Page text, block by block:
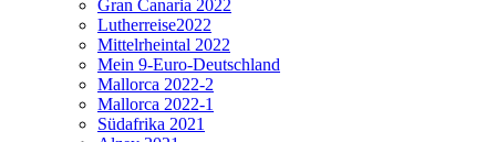
Gran Canaria 2022
Lutherreise2022
Mittelrheintal 2022
Mein 9-Euro-Deutschland
Mallorca 2022-2
Mallorca 2022-1
Südafrika 2021